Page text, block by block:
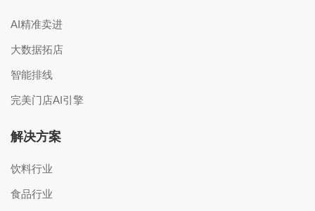
AI精准卖进
大数据拓店
智能排线
完美门店AI引擎
解决方案
饮料行业
食品行业